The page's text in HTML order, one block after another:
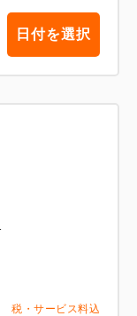
日付を選択
税・サービス料込